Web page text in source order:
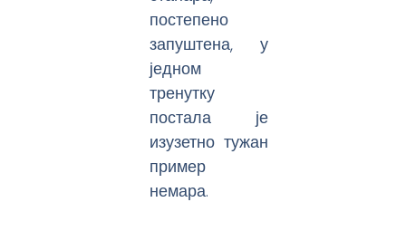
постепено
запуштена, у
једном
тренутку
постала је
изузетно тужан
пример
немара.